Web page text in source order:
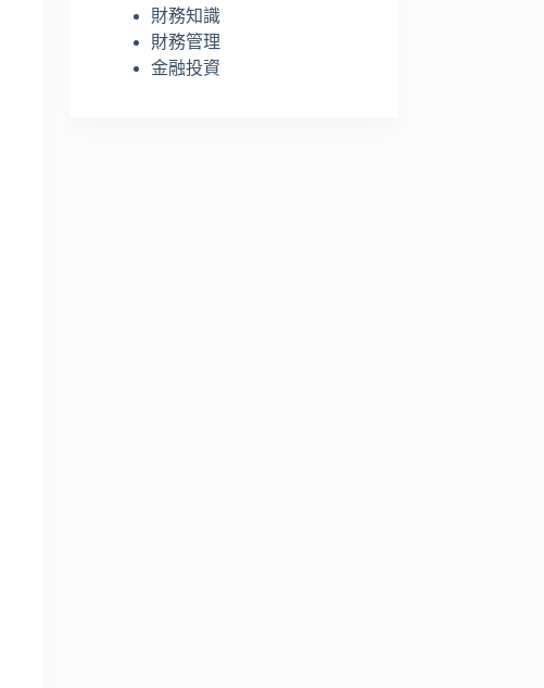
財務知識
財務管理
金融投資